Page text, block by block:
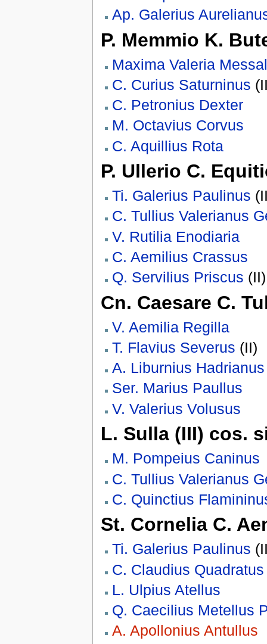
Ap. Galerius
P. Memmio K.
Maxima Valeria
C. Curius Saturninus
C. Petronius Dexter
M. Octavius Corvus
C. Aquillius Rota
P. Ullerio C.
Ti. Galerius Paulinus
C. Tullius Valerianus
V. Rutilia Enodiaria
C. Aemilius Crassus
Q. Servilius Priscus (II)
Cn. Caesare C.
V. Aemilia Regilla
T. Flavius Severus (II)
A. Liburnius Hadrianus
Ser. Marius Paullus
V. Valerius Volusus
L. Sulla (III) cos.
M. Pompeius Caninus
C. Tullius Valerianus
C. Quinctius
St. Cornelia C.
Ti. Galerius Paulinus
C. Claudius Quadratus
L. Ulpius Atellus
Q. Caecilius Metellus
A. Apollonius Antullus